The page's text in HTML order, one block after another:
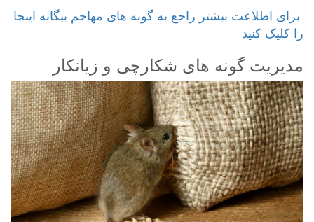
‎ برای اطلاعت بیشتر راجع به گونه های مهاجم بیگانه اینجا
را کلیک کنید
مدیریت گونه های شکارچی و زیانکار